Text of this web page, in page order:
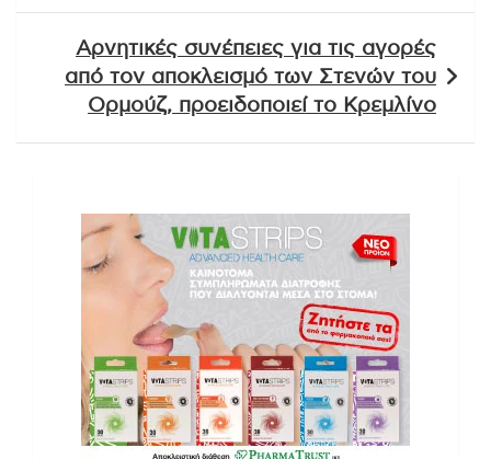
Αρνητικές συνέπειες για τις αγορές
από τον αποκλεισμό των Στενών του
Ορμούζ, προειδοποιεί το Κρεμλίνο